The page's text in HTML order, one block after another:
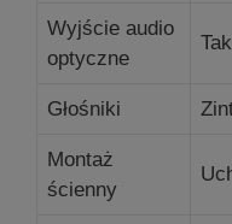
Wyjście audio
optyczne
Tak
Głośniki
Montaż
ścienny